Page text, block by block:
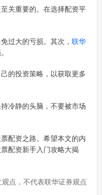
关重要的。在选择配资平
过大的亏损。其次， 联华
的投资策略，以获取更多
冷静的头脑，不要被市场
配资之路。希望本文的内
配资新手入门攻略大揭
点，不代表联华证券观点